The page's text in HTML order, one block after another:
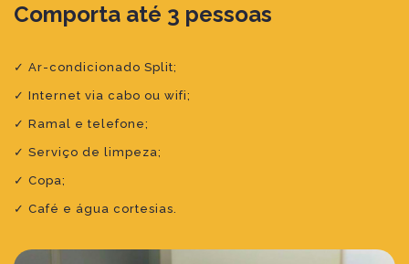
Comporta até 3 pessoas
✓ Ar-condicionado Split;
✓ Internet via cabo ou wifi;
✓ Ramal e telefone;
✓ Serviço de limpeza;
✓ Copa;
✓ Café e água cortesias.